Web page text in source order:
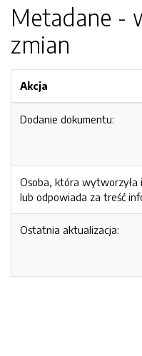
Metadane -
zmian
Akcja
Dodanie dokumentu:
Osoba, która wytworzyła
lub odpowiada za treść
Ostatnia aktualizacja: